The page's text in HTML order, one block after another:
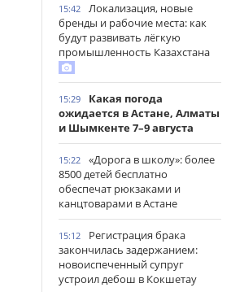
15:42
Локализация, новые
бренды и рабочие места: как
будут развивать лёгкую
промышленность Казахстана
15:29
Какая погода
ожидается в Астане, Алматы
и Шымкенте 7–9 августа
15:22
«Дорога в школу»: более
8500 детей бесплатно
обеспечат рюкзаками и
канцтоварами в Астане
15:12
Регистрация брака
закончилась задержанием:
новоиспеченный супруг
устроил дебош в Кокшетау